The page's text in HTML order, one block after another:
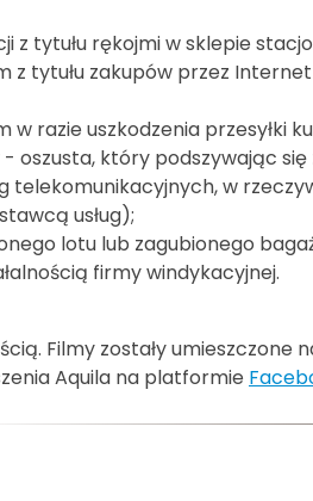
z tytułu rękojmi w sklepie
z tytułu zakupów przez
razie uszkodzenia przesyłki
oszusta, który podszywając się
telekomunikacyjnych, w
usług);
lotu lub zagubionego
firmy windykacyjnej.
Filmy zostały umieszczone
Aquila na platformie